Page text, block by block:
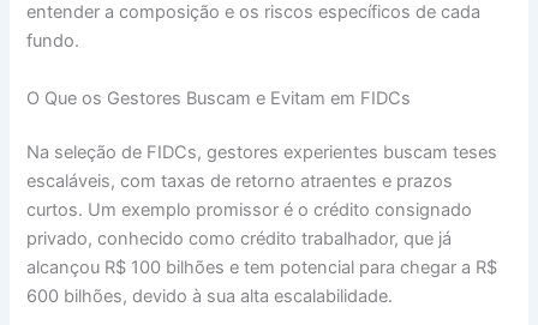
entender a composição e os riscos específicos de cada
fundo.
O Que os Gestores Buscam e Evitam em FIDCs
Na seleção de FIDCs, gestores experientes buscam teses
escaláveis, com taxas de retorno atraentes e prazos
curtos. Um exemplo promissor é o crédito consignado
privado, conhecido como crédito trabalhador, que já
alcançou R$ 100 bilhões e tem potencial para chegar a R$
600 bilhões, devido à sua alta escalabilidade.